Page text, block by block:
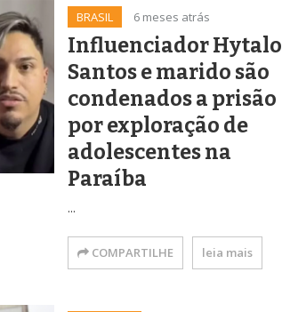
BRASIL 6 meses atrás
Influenciador Hytalo
Santos e marido são
condenados a prisão
por exploração de
adolescentes na
Paraíba
...
COMPARTILHE leia mais